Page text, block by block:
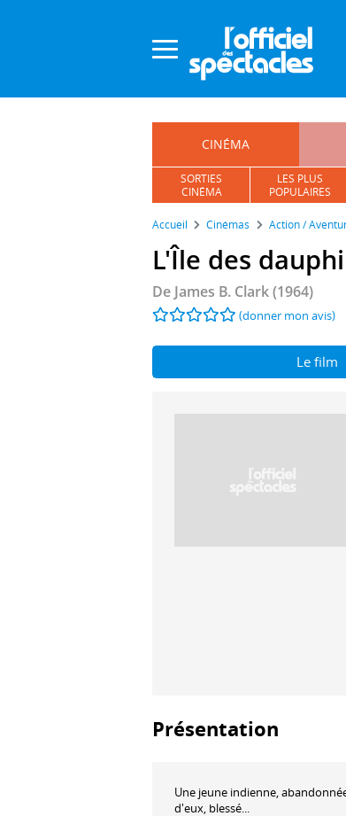
CINÉMA
SORTIES
CINÉMA
LES PLUS
POPULAIRES
Accueil Cinémas Action /
L'Île des
De James B. Clark(1964)
(donner mon avis)
Le film
Présentation
Une jeune indienne,
d'eux, blessé...